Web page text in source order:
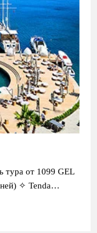
от 1099 GEL
✧ Tenda…